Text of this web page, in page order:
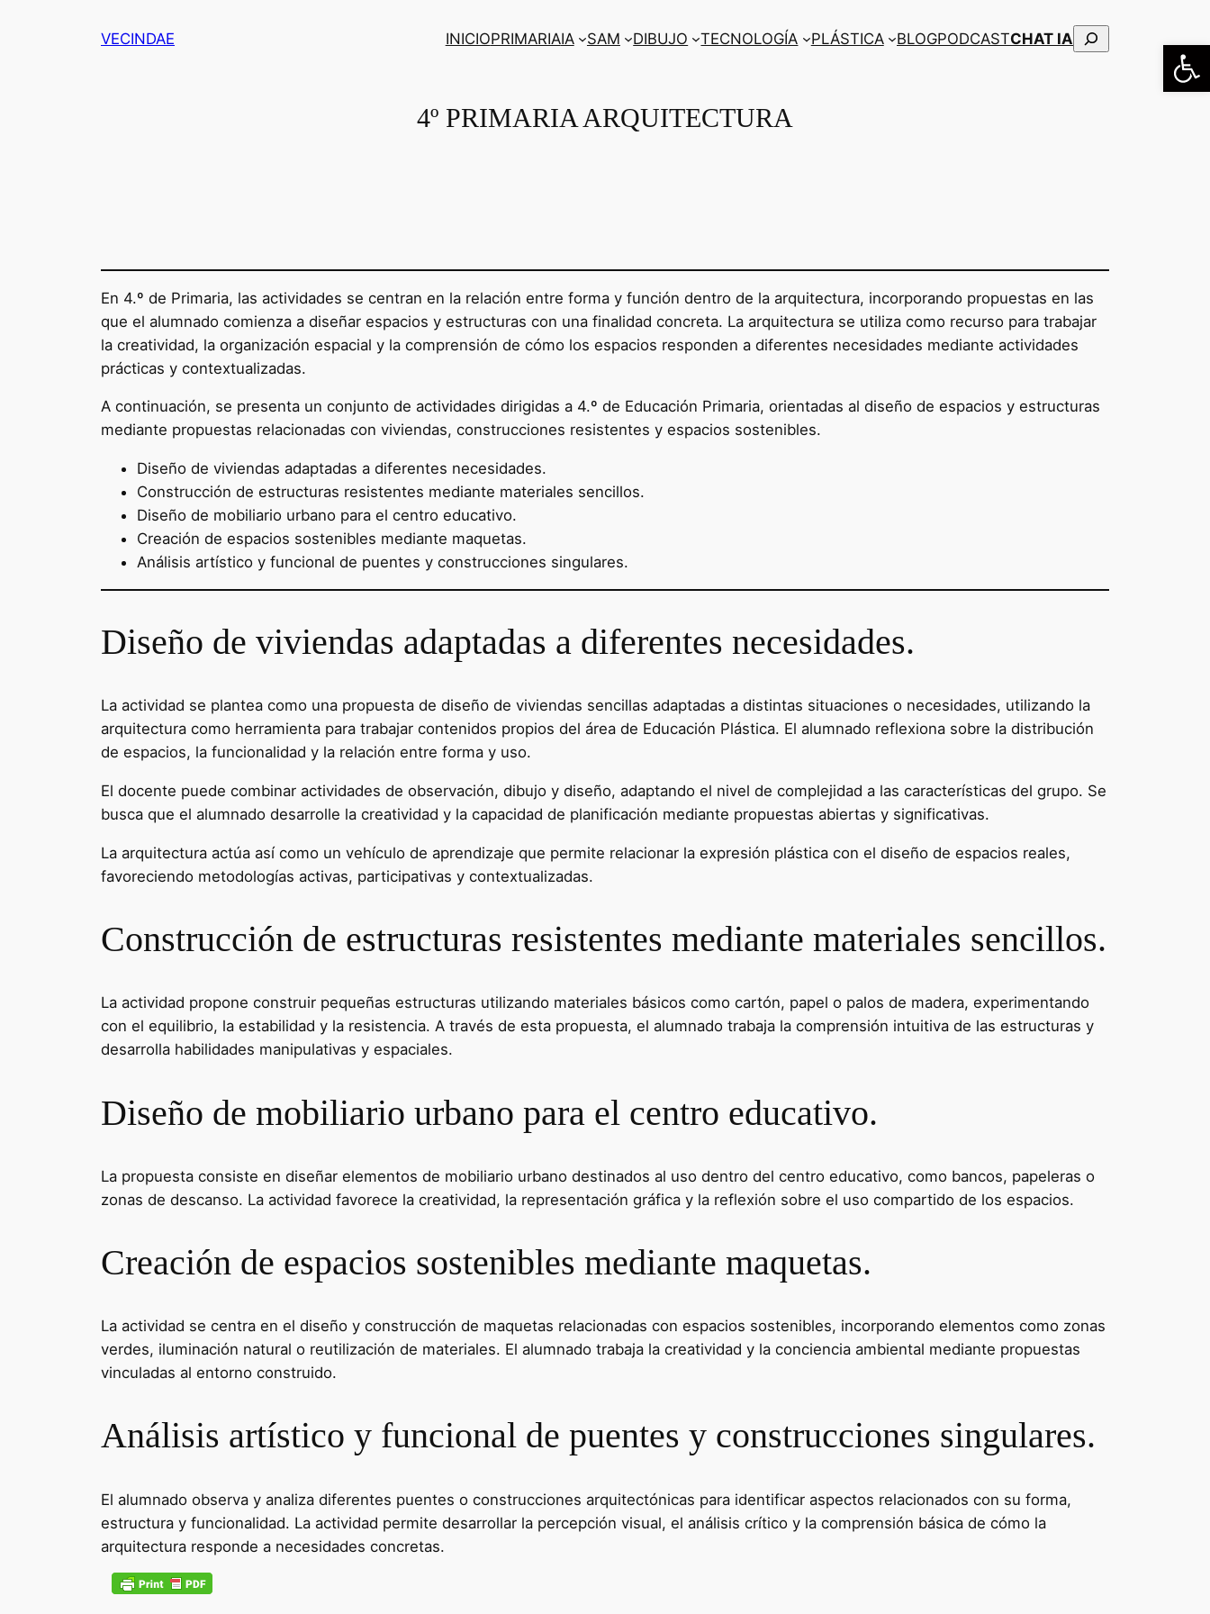
VECINDAE INICIOPRIMARIAIA SAM DIBUJO TECNOLOGÍA PLÁSTICA BLOGPODCASTCHAT IA Buscar
4º PRIMARIA ARQUITECTURA
En 4.º de Primaria, las actividades se centran en la relación entre forma y función dentro de la arquitectura, incorporando propuestas en las
que el alumnado comienza a diseñar espacios y estructuras con una finalidad concreta. La arquitectura se utiliza como recurso para trabajar
la creatividad, la organización espacial y la comprensión de cómo los espacios responden a diferentes necesidades mediante actividades
prácticas y contextualizadas.
A continuación, se presenta un conjunto de actividades dirigidas a 4.º de Educación Primaria, orientadas al diseño de espacios y estructuras
mediante propuestas relacionadas con viviendas, construcciones resistentes y espacios sostenibles.
Diseño de viviendas adaptadas a diferentes necesidades.
Construcción de estructuras resistentes mediante materiales sencillos.
Diseño de mobiliario urbano para el centro educativo.
Creación de espacios sostenibles mediante maquetas.
Análisis artístico y funcional de puentes y construcciones singulares.
Diseño de viviendas adaptadas a diferentes necesidades.
La actividad se plantea como una propuesta de diseño de viviendas sencillas adaptadas a distintas situaciones o necesidades, utilizando la
arquitectura como herramienta para trabajar contenidos propios del área de Educación Plástica. El alumnado reflexiona sobre la distribución
de espacios, la funcionalidad y la relación entre forma y uso.
El docente puede combinar actividades de observación, dibujo y diseño, adaptando el nivel de complejidad a las características del grupo. Se
busca que el alumnado desarrolle la creatividad y la capacidad de planificación mediante propuestas abiertas y significativas.
La arquitectura actúa así como un vehículo de aprendizaje que permite relacionar la expresión plástica con el diseño de espacios reales,
favoreciendo metodologías activas, participativas y contextualizadas.
Construcción de estructuras resistentes mediante materiales sencillos.
La actividad propone construir pequeñas estructuras utilizando materiales básicos como cartón, papel o palos de madera, experimentando
con el equilibrio, la estabilidad y la resistencia. A través de esta propuesta, el alumnado trabaja la comprensión intuitiva de las estructuras y
desarrolla habilidades manipulativas y espaciales.
Diseño de mobiliario urbano para el centro educativo.
La propuesta consiste en diseñar elementos de mobiliario urbano destinados al uso dentro del centro educativo, como bancos, papeleras o
zonas de descanso. La actividad favorece la creatividad, la representación gráfica y la reflexión sobre el uso compartido de los espacios.
Creación de espacios sostenibles mediante maquetas.
La actividad se centra en el diseño y construcción de maquetas relacionadas con espacios sostenibles, incorporando elementos como zonas
verdes, iluminación natural o reutilización de materiales. El alumnado trabaja la creatividad y la conciencia ambiental mediante propuestas
vinculadas al entorno construido.
Análisis artístico y funcional de puentes y construcciones singulares.
El alumnado observa y analiza diferentes puentes o construcciones arquitectónicas para identificar aspectos relacionados con su forma,
estructura y funcionalidad. La actividad permite desarrollar la percepción visual, el análisis crítico y la comprensión básica de cómo la
arquitectura responde a necesidades concretas.
Abrir